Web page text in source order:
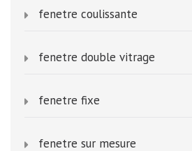
fenetre coulissante
fenetre double vitrage
fenetre fixe
fenetre sur mesure